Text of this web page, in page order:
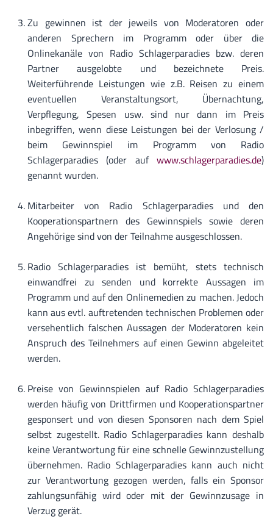
Zu gewinnen ist der jeweils von Moderatoren oder
anderen Sprechern im Programm oder über die
Onlinekanäle von Radio Schlagerparadies bzw. deren
Partner ausgelobte und bezeichnete Preis.
Weiterführende Leistungen wie z.B. Reisen zu einem
eventuellen Veranstaltungsort, Übernachtung,
Verpflegung, Spesen usw. sind nur dann im Preis
inbegriffen, wenn diese Leistungen bei der Verlosung /
beim Gewinnspiel im Programm von Radio
Schlagerparadies (oder auf www.schlagerparadies.de)
genannt wurden.
Mitarbeiter von Radio Schlagerparadies und den
Kooperationspartnern des Gewinnspiels sowie deren
Angehörige sind von der Teilnahme ausgeschlossen.
Radio Schlagerparadies ist bemüht, stets technisch
einwandfrei zu senden und korrekte Aussagen im
Programm und auf den Onlinemedien zu machen. Jedoch
kann aus evtl. auftretenden technischen Problemen oder
versehentlich falschen Aussagen der Moderatoren kein
Anspruch des Teilnehmers auf einen Gewinn abgeleitet
werden.
Preise von Gewinnspielen auf Radio Schlagerparadies
werden häufig von Drittfirmen und Kooperationspartner
gesponsert und von diesen Sponsoren nach dem Spiel
selbst zugestellt. Radio Schlagerparadies kann deshalb
keine Verantwortung für eine schnelle Gewinnzustellung
übernehmen. Radio Schlagerparadies kann auch nicht
zur Verantwortung gezogen werden, falls ein Sponsor
zahlungsunfähig wird oder mit der Gewinnzusage in
Verzug gerät.